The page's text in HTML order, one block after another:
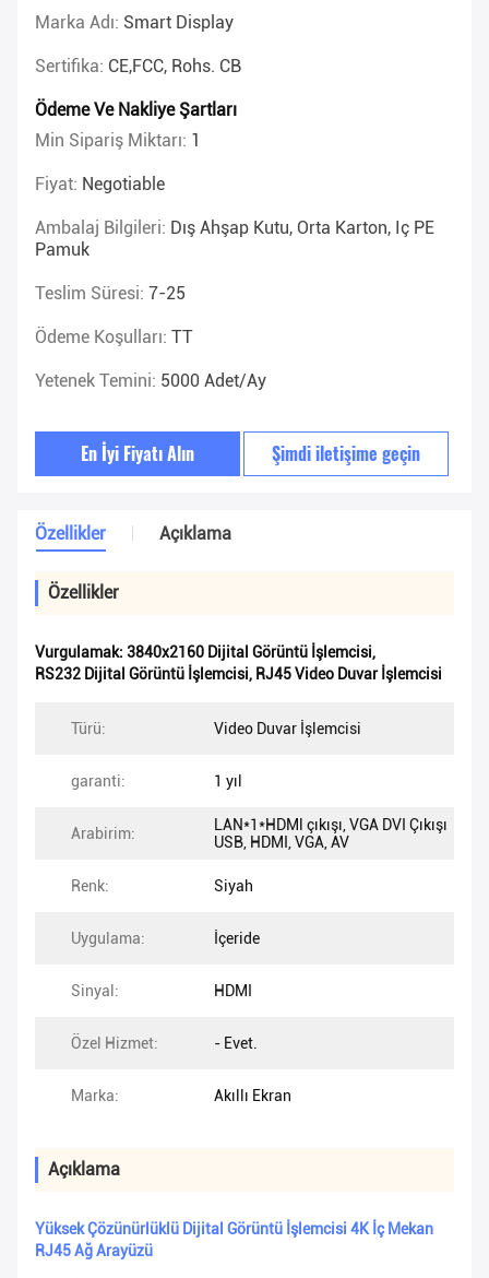
Marka Adı: Smart Display
Sertifika: CE,FCC, Rohs. CB
Ödeme Ve Nakliye Şartları
Min Sipariş Miktarı: 1
Fiyat: Negotiable
Ambalaj Bilgileri: Dış Ahşap Kutu, Orta Karton, Iç PE
Pamuk
Teslim Süresi: 7-25
Ödeme Koşulları: TT
Yetenek Temini: 5000 Adet/ay
En İyi Fiyatı Alın Şimdi iletişime geçin
Özellikler Açıklama
Özellikler
Vurgulamak: 3840x2160 Dijital Görüntü İşlemcisi,
RS232 Dijital Görüntü İşlemcisi, RJ45 Video Duvar İşlemcisi
Türü: Video Duvar İşlemcisi
garanti: 1 yıl
Arabirim:
LAN*1*HDMl çıkışı, VGA DVI Çıkışı
USB, HDMI, VGA, AV
Renk: Siyah
Uygulama: İçeride
Sinyal: HDMI
Özel Hizmet: - Evet.
Marka: Akıllı Ekran
Açıklama
Yüksek Çözünürlüklü Dijital Görüntü İşlemcisi 4K İç Mekan
RJ45 Ağ Arayüzü